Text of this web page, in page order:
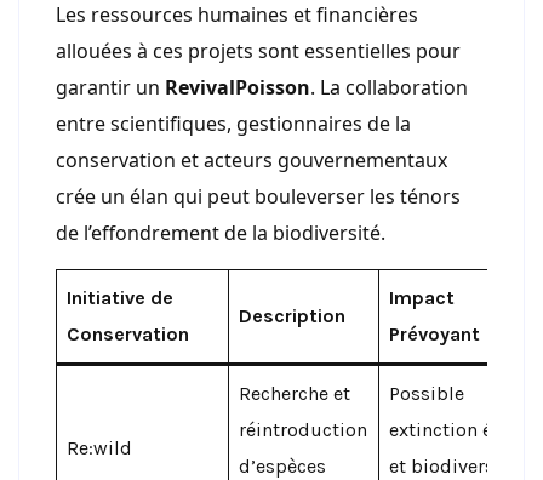
Les ressources humaines et financières
allouées à ces projets sont essentielles pour
garantir un RevivalPoisson. La collaboration
entre scientifiques, gestionnaires de la
conservation et acteurs gouvernementaux
crée un élan qui peut bouleverser les ténors
de l’effondrement de la biodiversité.
Initiative de
Conservation
Description
Impact
Prévoyant
Re:wild
Recherche et
réintroduction
d’espèces
Possible
extinction évitée
et biodiversité